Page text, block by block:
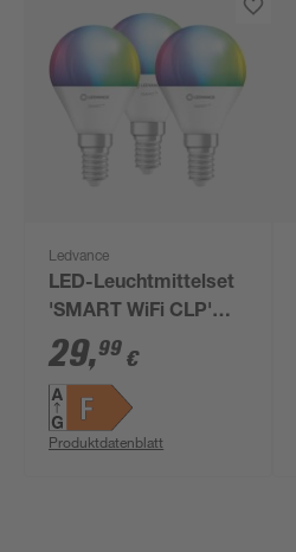
Ledvance
LED-Leuchtmittelset
'SMART WiFi CLP'
dimmbar Tropfen
matt E14 4,9 W 470 lm
RGB - tunable white 3
Stück
29,99 €
Produktdatenblatt